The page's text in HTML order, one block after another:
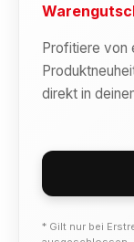
Profitiere von
direkt in
* Gilt nur bei